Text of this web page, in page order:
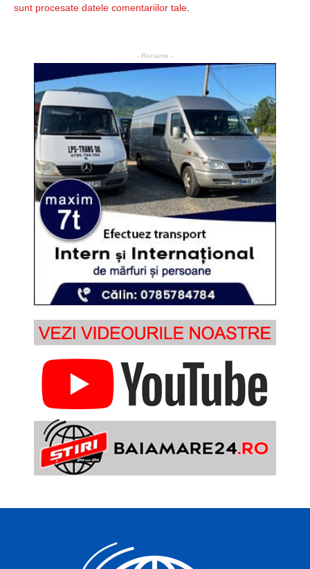
sunt procesate datele comentariilor tale.
- Reclame -